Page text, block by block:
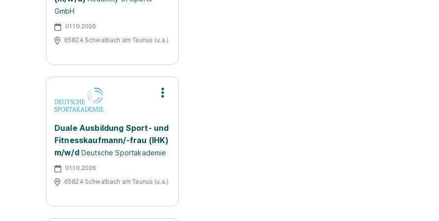
GmbH
01.10.2026
65824 Schwalbach am Taunus (u.a.)
Duale Ausbildung Sport- und
Fitnesskaufmann/-frau (IHK)
m/w/d Deutsche Sportakademie
01.10.2026
65824 Schwalbach am Taunus (u.a.)